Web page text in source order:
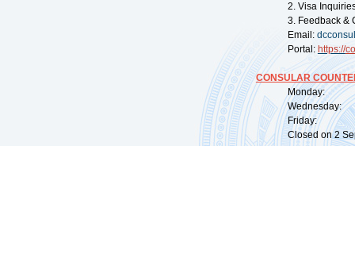
2. Visa
3. Feedback &
Email:
Portal: https://
CONSULAR
Monday:
Wednesday:
Friday:
Closed on 2